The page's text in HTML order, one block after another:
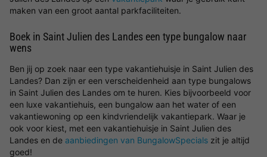
maken van een groot aantal parkfaciliteiten.
Boek in Saint Julien des Landes een type bungalow naar
wens
Ben jij op zoek naar een type vakantiehuisje in Saint Julien des
Landes? Dan zijn er een verscheidenheid aan type bungalows
in Saint Julien des Landes om te huren. Kies bijvoorbeeld voor
een luxe vakantiehuis, een bungalow aan het water of een
vakantiewoning op een kindvriendelijk vakantiepark. Waar je
ook voor kiest, met een vakantiehuisje in Saint Julien des
Landes en de aanbiedingen van BungalowSpecials zit je altijd
goed!